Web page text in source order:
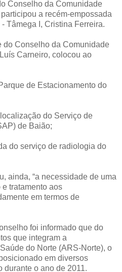
Conselho da Comunidade
a recém-empossada
Tâmega I, Cristina Ferreira.
do Conselho da Comunidade
Carneiro, colocou ao
de Estacionamento do
do Serviço de
de Baião;
do serviço de radiologia do
ainda, “a necessidade de uma
tratamento aos
em termos de
foi informado que do
que integram a
do Norte (ARS-Norte), o
em diversos
durante o ano de 2011.